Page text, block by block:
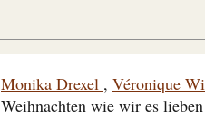
Monika Drexel , Véronique
Weihnachten wie wir es lieben